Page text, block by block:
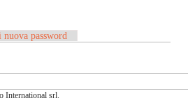
nuova password
International srl.